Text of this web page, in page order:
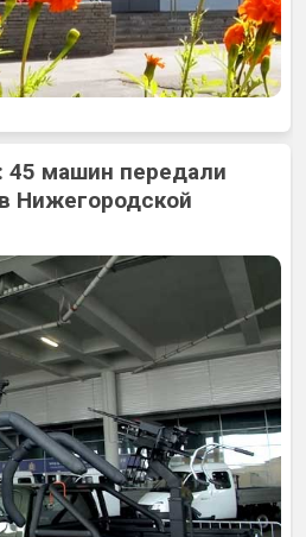
45 машин передали
Нижегородской